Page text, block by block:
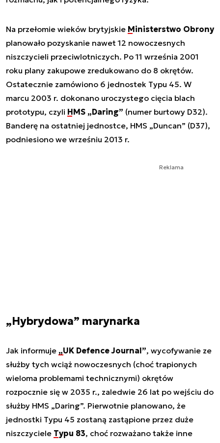
Na przełomie wieków brytyjskie Ministerstwo Obrony
planowało pozyskanie nawet 12 nowoczesnych
niszczycieli przeciwlotniczych. Po 11 września 2001
roku plany zakupowe zredukowano do 8 okrętów.
Ostatecznie zamówiono 6 jednostek Typu 45. W
marcu 2003 r. dokonano uroczystego cięcia blach
prototypu, czyli HMS „Daring” (numer burtowy D32).
Banderę na ostatniej jednostce, HMS „Duncan” (D37),
podniesiono we wrześniu 2013 r.
Reklama
„Hybrydowa” marynarka
Jak informuje „UK Defence Journal”, wycofywanie ze
służby tych wciąż nowoczesnych (choć trapionych
wieloma problemami technicznymi) okrętów
rozpocznie się w 2035 r., zaledwie 26 lat po wejściu do
służby HMS „Daring”. Pierwotnie planowano, że
jednostki Typu 45 zostaną zastąpione przez duże
niszczyciele Typu 83, choć rozważano także inne